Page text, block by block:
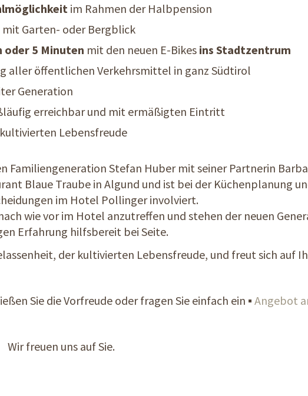
im Rahmen der Halbpension
mit Garten- oder Bergblick
oder 5 Minuten mit den neuen E-Bikesins Stadtzentrum
aller öffentlichen Verkehrsmittel in ganz Südtirol
Generation
erreichbar und mit ermäßigten Eintritt
Lebensfreude
Familiengeneration Stefan Huber mit seiner Partnerin
Blaue Traube in Algund und ist bei der Küchenplanung
im Hotel Pollinger involviert.
wie vor im Hotel anzutreffen und stehen der neuen
Erfahrung hilfsbereit bei Seite.
der kultivierten Lebensfreude, und freut sich auf
Sie die Vorfreude oder fragen Sie einfach ein ▪ Angebot
Wir freuen uns auf Sie.